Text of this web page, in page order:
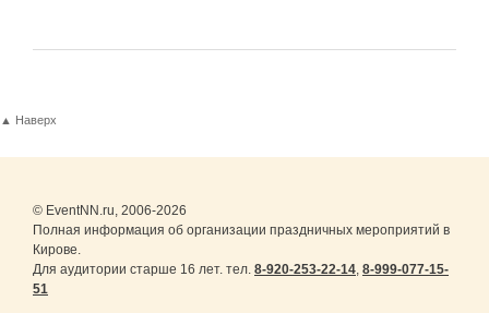
▲ Наверх
© EventNN.ru, 2006-2026
Полная информация об организации праздничных мероприятий в
Кирове.
Для аудитории старше 16 лет. тел. 8-920-253-22-14, 8-999-077-15-
51